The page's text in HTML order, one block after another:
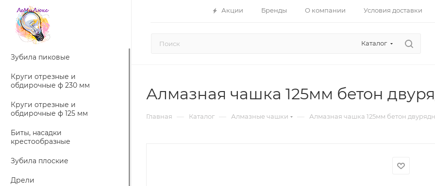
Акции Бренды О компании Условия доставки
Каталог
Зубила пиковые
Круги отрезные и
обдирочные ф 230 мм
Круги отрезные и
обдирочные ф 125 мм
Биты, насадки
крестообразные
Зубила плоские
Дрели
Алмазная чашка 125мм бетон
Главная — Каталог — Алмазные чашки — Алмазная чашка 125мм бетон